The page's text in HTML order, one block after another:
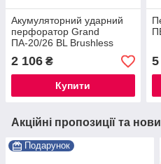
Акумуляторний ударний
перфоратор Grand
ПА-20/26 BL Brushless
безщітковий 20V 2Дж
(каркас) в коробці ®
2 106 ₴
Купити
Акційні пропозиції та
Подарунок